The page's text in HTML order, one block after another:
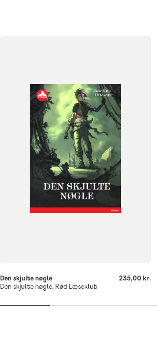
4. klasse 5. klasse 6. klasse
FORMAT
Flergangsbog
9788723542755
Den skjulte nøgle
Den skjulte nøgle, Rød Læseklub
235,00 kr.